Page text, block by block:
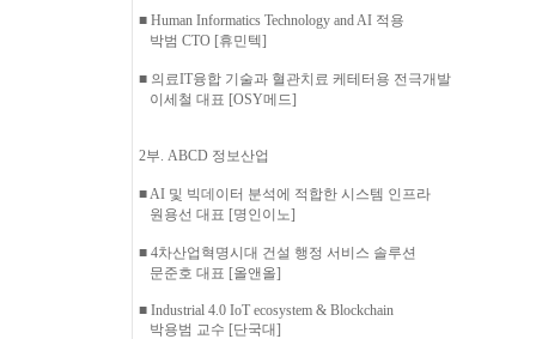
■ Human Informatics Technology and AI 적용
박범 CTO [휴민텍]
■ 의료IT융합 기술과 혈관치료 케테터용 전극개발
이세철 대표 [OSY메드]
2부. ABCD 정보산업
■ AI 및 빅데이터 분석에 적합한 시스템 인프라
원용선 대표 [명인이노]
■ 4차산업혁명시대 건설 행정 서비스 솔루션
문준호 대표 [올앤올]
■ Industrial 4.0 IoT ecosystem & Blockchain
박용범 교수 [단국대]